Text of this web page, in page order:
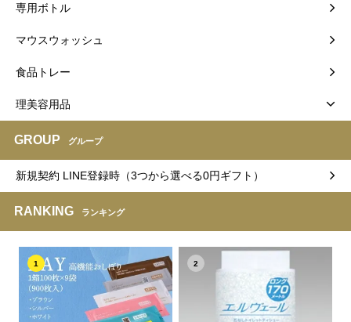
専用ボトル
マウスウォッシュ
食品トレー
理美容用品
GROUP グループ
新規契約 LINE登録時（3つから選べる0円ギフト）
RANKING ランキング
1 2